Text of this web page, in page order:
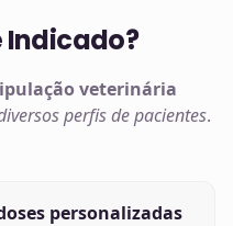
Indicado?
veterinária
perfis de pacientes.
personalizadas